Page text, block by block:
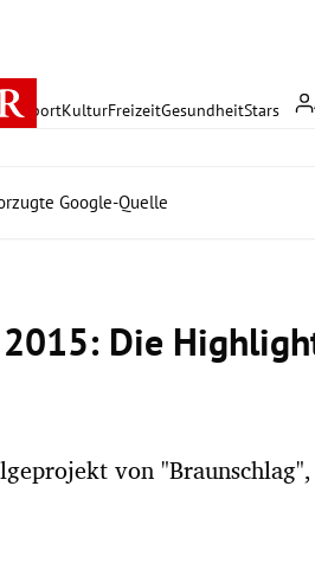
SportKulturFreizeitGesundheitStars
Google-Quelle
2015: Die
von